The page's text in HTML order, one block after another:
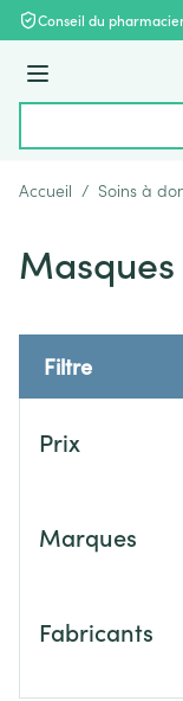
Aller au contenu
Conseil du
Menu
Accueil / Soins à
Filtre
Prix
Marques
Fabricants